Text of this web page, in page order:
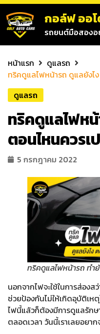
กอล์ฟ ออ
รถยนต์มือสองอ
หน้าแรก
ดูแลรถ
ทริคดูแลไฟหน้ารถ ดูแลยังไ
ดูแลรถ
ทริคดูแลไฟห
ตอนไหนควรเ
5 กรกฎาคม 2022
ทริคดูแลไฟหน้ารถ ทำ
นอกจากไฟจะใช้ในการส่อง
ช่วยป้องกันไม่ให้เกิดอุบัติเห
ไฟนี้แล้วก็ต้องมีการดูแลรัก
ตลอดเวลา วันนี้เราเลยอยา